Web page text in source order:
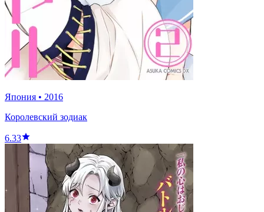
Япония • 2016
Королевский зодиак
6.33